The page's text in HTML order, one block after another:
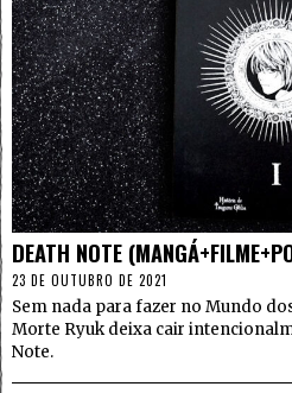
DEATH NOTE
23 DE OUTUBRO DE 2021
Sem nada para fazer no Mundo
Morte Ryuk deixa cair
Note.